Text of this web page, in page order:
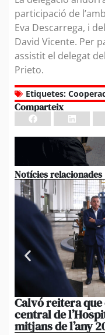
participació de
Eva Descarrega, i
David Vicente. Per
assistit el delegat
Prieto.
Etiquetes:
Comparteix
Notícies relacionades
Calvó reitera que
central de
mitjans de l’any